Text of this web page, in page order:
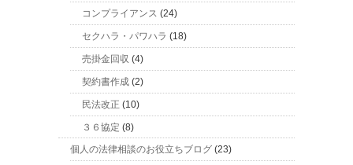
コンプライアンス (24)
セクハラ・パワハラ (18)
売掛金回収 (4)
契約書作成 (2)
民法改正 (10)
３６協定 (8)
個人の法律相談のお役立ちブログ (23)